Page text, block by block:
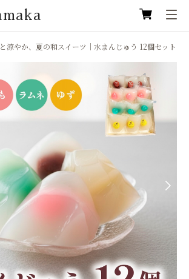
涼やか、夏の和スイーツ｜水まんじゅう 12個セット